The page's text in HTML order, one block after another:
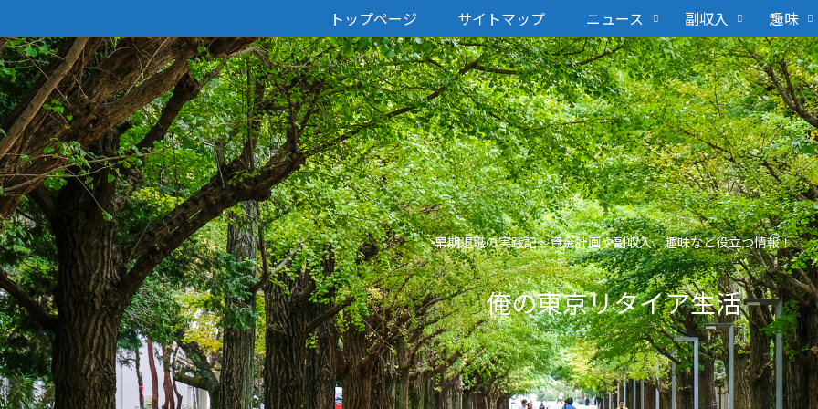
早期退職の実践記〜資金計画や副収入、趣味など役立つ情報！
俺の東京リタイア生活
トップページ サイトマップ ニュース 副収入 趣味